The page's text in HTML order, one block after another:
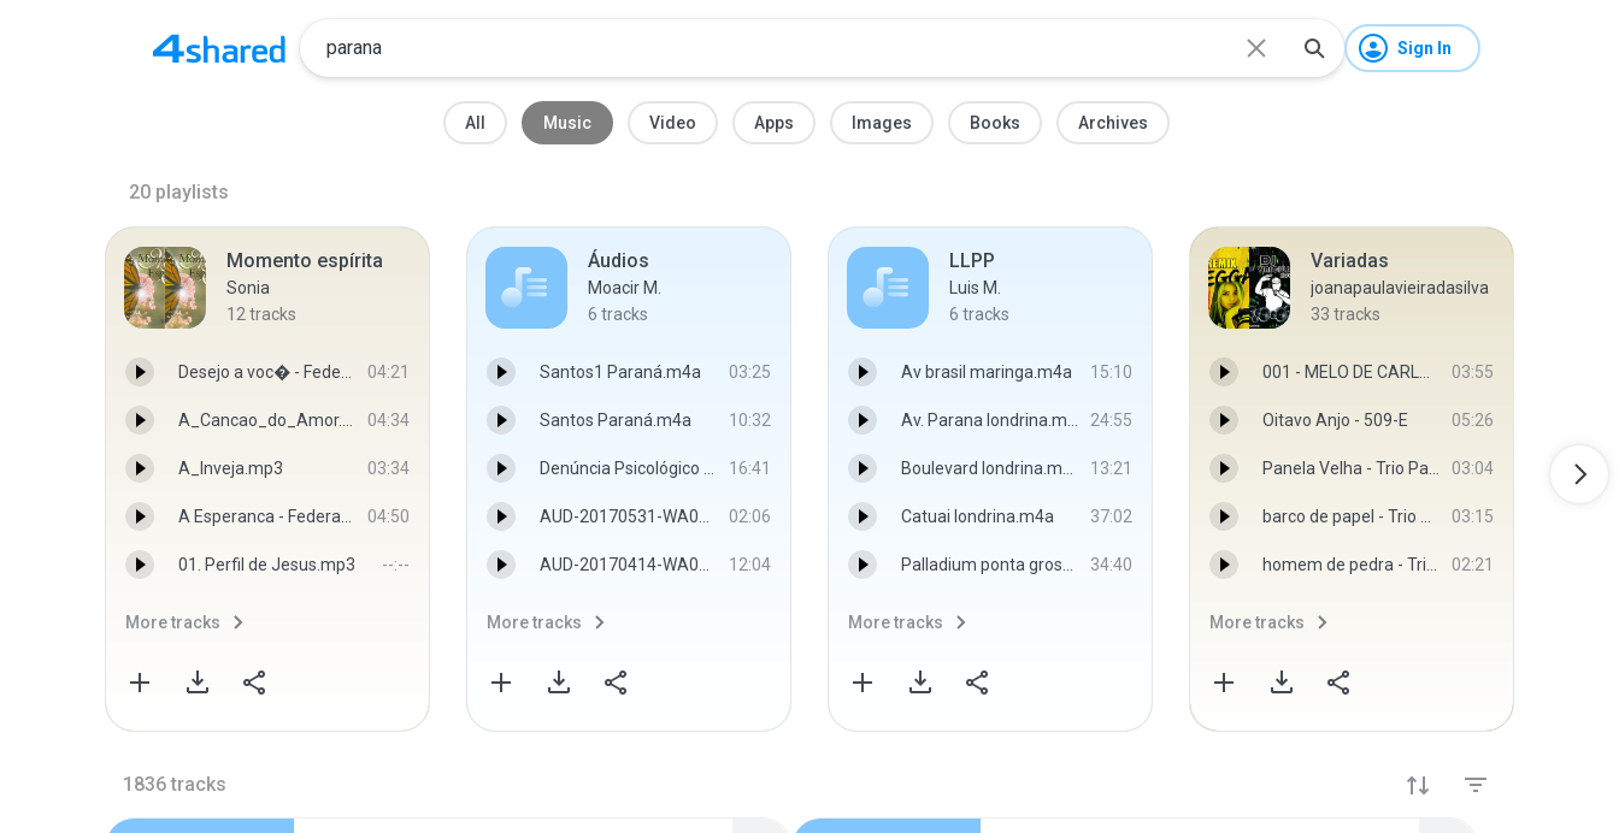
Sign In
All Music Video Apps Images Books Archives
20 playlists
Momento espírita
Sonia
12 tracks
Desejo a voc� - Federa��o Esp�rita do Paran� 04:21
A_Cancao_do_Amor.mp3 04:34
A_Inveja.mp3 03:34
A Esperanca - Federacao Espirita do Parana 04:50
01. Perfil de Jesus.mp3 --:--
More tracks
Áudios
Moacir M.
6 tracks
Santos1 Paraná.m4a 03:25
Santos Paraná.m4a 10:32
Denúncia Psicológico Paraná.mp3 16:41
AUD-20170531-WA0007.m4a 02:06
AUD-20170414-WA0000.m4a 12:04
More tracks
LLPP
Luis M.
6 tracks
Av brasil maringa.m4a 15:10
Av. Parana londrina.m4a 24:55
Boulevard londrina.m4a 13:21
Catuai londrina.m4a 37:02
Palladium ponta grossa.m4a 34:40
More tracks
Variadas
joanapaulavieiradasilva
33 tracks
001 - MELO DE CARLA CÍNTIA _REGGAE REMIX.mp3 03:55
Oitavo Anjo - 509-E 05:26
Panela Velha - Trio Parada Dura - Topic 03:04
barco de papel - Trio Parada Dura 03:15
homem de pedra - Trio Parada Dura 02:21
More tracks
1836 tracks